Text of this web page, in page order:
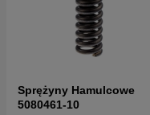
Sprężyny Hamulcowe
5080461-10